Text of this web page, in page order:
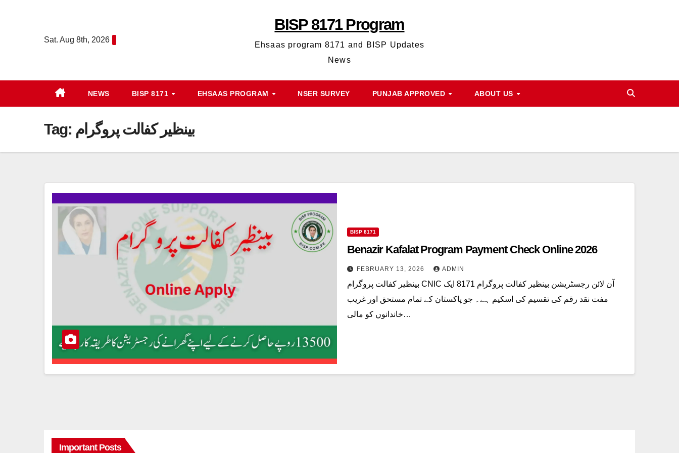
Sat. Aug 8th, 2026
BISP 8171 Program
Ehsaas program 8171 and BISP Updates
News
NEWS BISP 8171 EHSAAS PROGRAM NSER SURVEY PUNJAB APPROVED ABOUT US
Tag: بینظیر کفالت پروگرام
BISP 8171
Benazir Kafalat Program Payment Check Online 2026
FEBRUARY 13, 2026 ADMIN
بینظیر کفالت پروگرام CNIC آن لائن رجسٹریشن بینظیر کفالت پروگرام 8171 ایک
مفت نقد رقم کی تقسیم کی اسکیم ہے۔ جو پاکستان کے تمام مستحق اور غریب
خاندانوں کو مالی…
Important Posts